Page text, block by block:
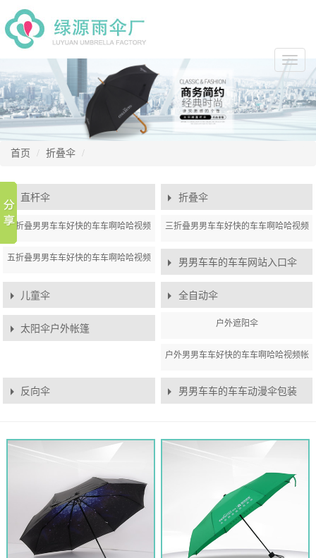
切
换
导
航
首页 折叠伞
直杆伞 折叠伞
二折叠男男车车好快的车车啊哈哈视频 三折叠男男车车好快的车车啊哈哈视频
伞
五折叠男男车车好快的车车啊哈哈视频
伞
男男车车的车车网站入口伞
儿童伞 全自动伞
太阳伞户外帐篷 户外遮阳伞
户外男男车车好快的车车啊哈哈视频帐
篷
反向伞 男男车车的车车动漫伞包装